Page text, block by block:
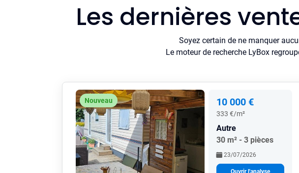
Les dernières
Soyez certain de ne manquer
Le moteur de recherche LyBox
Nouveau 10 000 €
333 €/m²
Autre
30 m² - 3 pièces
23/07/2026
Ouvrir l'analyse